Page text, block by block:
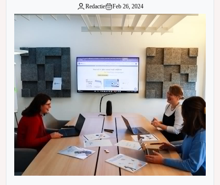
Redactie Feb 26, 2024